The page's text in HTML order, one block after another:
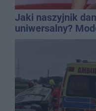
Jaki naszyjnik
uniwersalny?
wielu stylizacji